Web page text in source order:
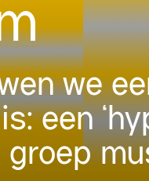
we
een
groep